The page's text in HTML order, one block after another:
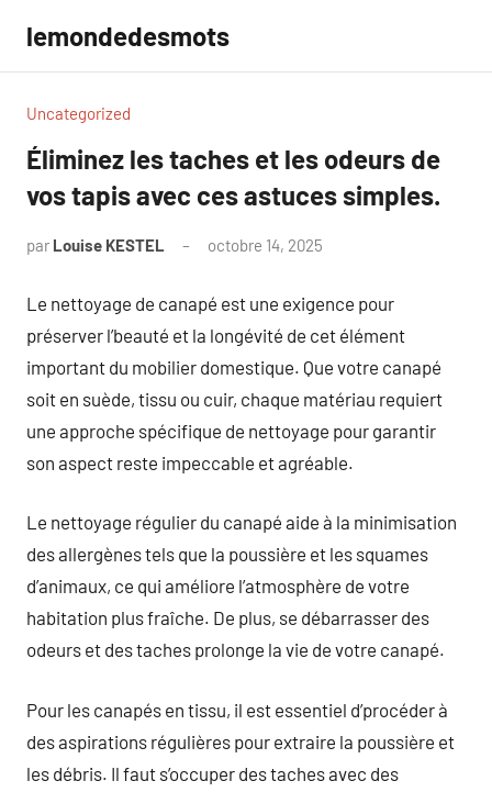
contenu
lemondedesmots
Uncategorized
Éliminez les taches et les odeurs de
vos tapis avec ces astuces simples.
par Louise KESTEL octobre 14, 2025
Le nettoyage de canapé est une exigence pour
préserver l’beauté et la longévité de cet élément
important du mobilier domestique. Que votre canapé
soit en suède, tissu ou cuir, chaque matériau requiert
une approche spécifique de nettoyage pour garantir
son aspect reste impeccable et agréable.
Le nettoyage régulier du canapé aide à la minimisation
des allergènes tels que la poussière et les squames
d’animaux, ce qui améliore l’atmosphère de votre
habitation plus fraîche. De plus, se débarrasser des
odeurs et des taches prolonge la vie de votre canapé.
Pour les canapés en tissu, il est essentiel d’procéder à
des aspirations régulières pour extraire la poussière et
les débris. Il faut s’occuper des taches avec des